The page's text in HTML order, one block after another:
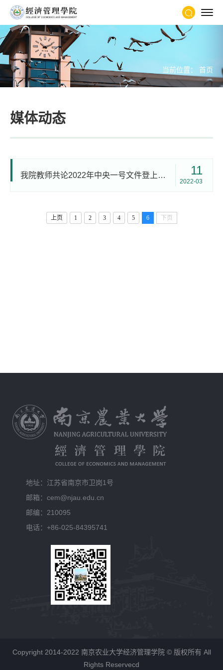
当前位置： 首页
媒体动态
我院教师共论2022年中央一号文件登上中国社会科学报英文版《Chinese Social Sciences Today 》 11
2022-03
上页 1 2 3 4 5 6 下页
地址：江苏省南京市卫岗1号
邮箱：cem@njau.edu.cn
邮编：210095
电话：+86-025-84395741
Copyright 2014-2022 南京农业大学经济管理学院 © 版权所有 All
Rights Reservecd